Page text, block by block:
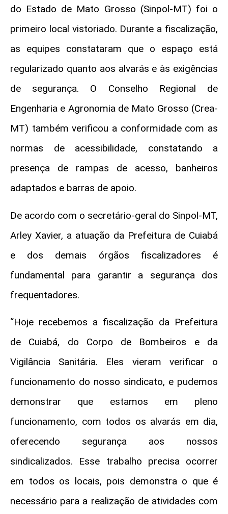
do Estado de Mato Grosso (Sinpol-MT) foi o
primeiro local vistoriado. Durante a fiscalização,
as equipes constataram que o espaço está
regularizado quanto aos alvarás e às exigências
de segurança. O Conselho Regional de
Engenharia e Agronomia de Mato Grosso (Crea-
MT) também verificou a conformidade com as
normas de acessibilidade, constatando a
presença de rampas de acesso, banheiros
adaptados e barras de apoio.
De acordo com o secretário-geral do Sinpol-MT,
Arley Xavier, a atuação da Prefeitura de Cuiabá
e dos demais órgãos fiscalizadores é
fundamental para garantir a segurança dos
frequentadores.
“Hoje recebemos a fiscalização da Prefeitura
de Cuiabá, do Corpo de Bombeiros e da
Vigilância Sanitária. Eles vieram verificar o
funcionamento do nosso sindicato, e pudemos
demonstrar que estamos em pleno
funcionamento, com todos os alvarás em dia,
oferecendo segurança aos nossos
sindicalizados. Esse trabalho precisa ocorrer
em todos os locais, pois demonstra o que é
necessário para a realização de atividades com